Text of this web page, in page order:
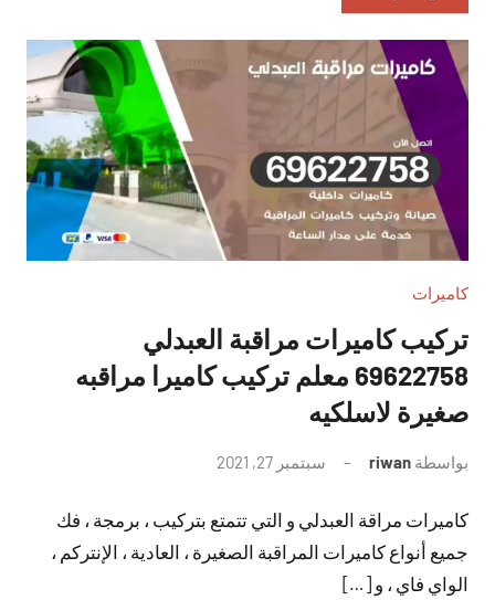
كاميرات
تركيب كاميرات مراقبة العبدلي
69622758 معلم تركيب كاميرا مراقبه
صغيرة لاسلكيه
بواسطة riwan سبتمبر 27, 2021
تعليقات
كاميرات مراقة العبدلي و التي تتمتع بتركيب ، برمجة ، فك
جميع أنواع كاميرات المراقبة الصغيرة ، العادية ، الإنتركم ،
الواي فاي ، و […]